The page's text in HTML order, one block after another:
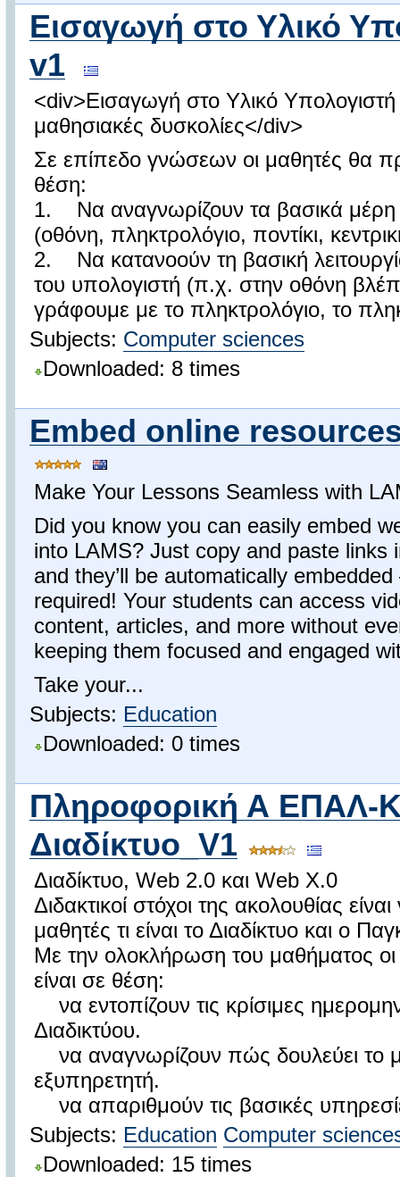
Εισαγωγή στο Υλικό
v1
<div>Εισαγωγή στο Υλικό Υπολογιστή
μαθησιακές δυσκολίες</div>
Σε επίπεδο γνώσεων οι μαθητές θα
θέση:
1. Να αναγνωρίζουν τα βασικά μέρη
(οθόνη, πληκτρολόγιο, ποντίκι,
2. Να κατανοούν τη βασική
του υπολογιστή (π.χ. στην οθόνη
γράφουμε με το πληκτρολόγιο, το
Subjects: Computer sciences
Downloaded: 8 times
Embed online
Make Your Lessons Seamless with
Did you know you can easily embed
into LAMS? Just copy and paste links
and they’ll be automatically
required! Your students can access
content, articles, and more without
keeping them focused and engaged
Take your...
Subjects: Education
Downloaded: 0 times
Πληροφορική Α ΕΠΑΛ-
Διαδίκτυο_V1
Διαδίκτυο, Web 2.0 και Web X.0
Διδακτικοί στόχοι της ακολουθίας
μαθητές τι είναι το Διαδίκτυο και ο
Με την ολοκλήρωση του μαθήματος
είναι σε θέση:
να εντοπίζουν τις κρίσιμες
Διαδικτύου.
να αναγνωρίζουν πώς δουλεύει το
εξυπηρετητή.
να απαριθμούν τις βασικές
Subjects: Education Computer
Downloaded: 15 times